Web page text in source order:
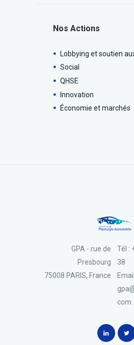
Nos Actions
Lobbying et soutien
Social
QHSE
Innovation
Économie et marchés
Tél :
38
com
GPA - rue de
Presbourg
75008 PARIS, France